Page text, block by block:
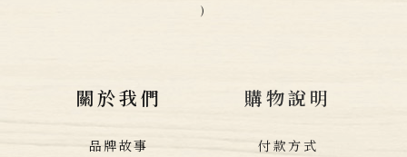
)
關於我們
品牌故事
購物說明
付款方式